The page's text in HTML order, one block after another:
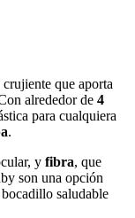
que aporta
alrededor de 4
para cualquiera
.
y fibra, que
son una opción
saludable